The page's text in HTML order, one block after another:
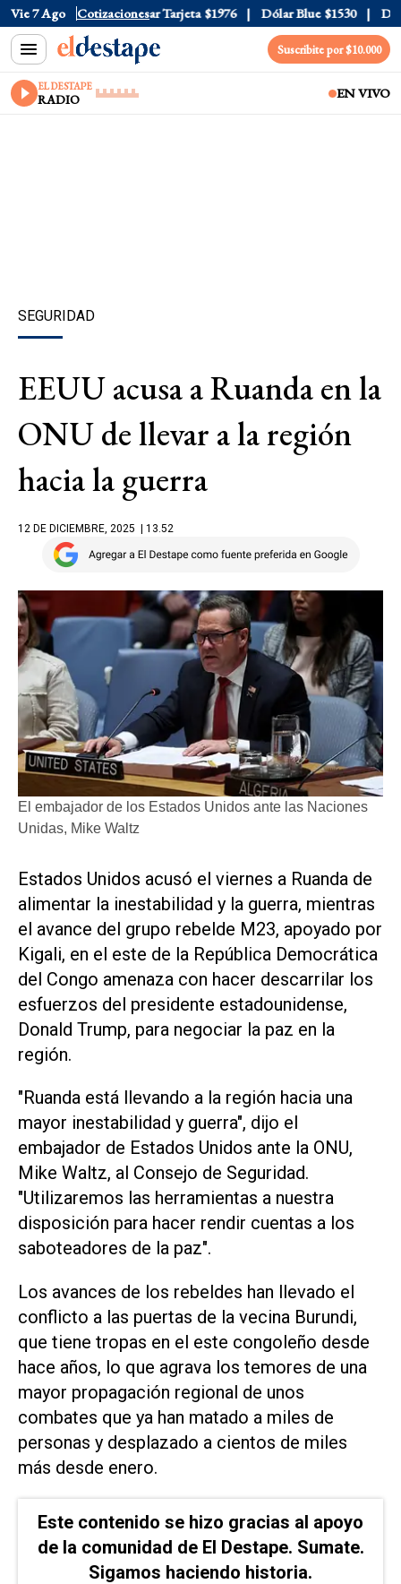
Vie 7 Ago Cotizaciones
Oficial $1520 Dólar Tarjeta $1976 Dólar Blue $1530 Dólar
Suscribite por $10.000
EL DESTAPE
RADIO EN VIVO
SEGURIDAD
EEUU acusa a Ruanda en la
ONU de llevar a la región
hacia la guerra
12 DE DICIEMBRE, 2025 | 13.52
El embajador de los Estados Unidos ante las Naciones
Unidas, Mike Waltz
Estados Unidos acusó el viernes a Ruanda de
alimentar la inestabilidad y la guerra, mientras
el avance del grupo rebelde M23, apoyado por
Kigali, en el este de la República Democrática
del Congo amenaza con hacer descarrilar los
esfuerzos del presidente estadounidense,
Donald Trump, para negociar la paz en la
región.
"Ruanda está llevando a la región hacia una
mayor inestabilidad y guerra", dijo el
embajador de Estados Unidos ante la ONU,
Mike Waltz, al Consejo de Seguridad.
"Utilizaremos las herramientas a nuestra
disposición para hacer rendir cuentas a los
saboteadores de la paz".
Los avances de los rebeldes han llevado el
conflicto a las puertas de la vecina Burundi,
que tiene tropas en el este congoleño desde
hace años, lo que agrava los temores de una
mayor propagación regional de unos
combates que ya han matado a miles de
personas y desplazado a cientos de miles
más desde enero.
Este contenido se hizo gracias al apoyo
de la comunidad de El Destape. Sumate.
Sigamos haciendo historia.